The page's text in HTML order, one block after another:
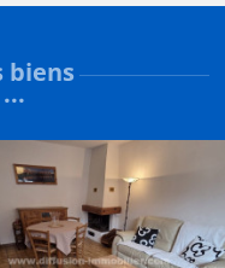
biens